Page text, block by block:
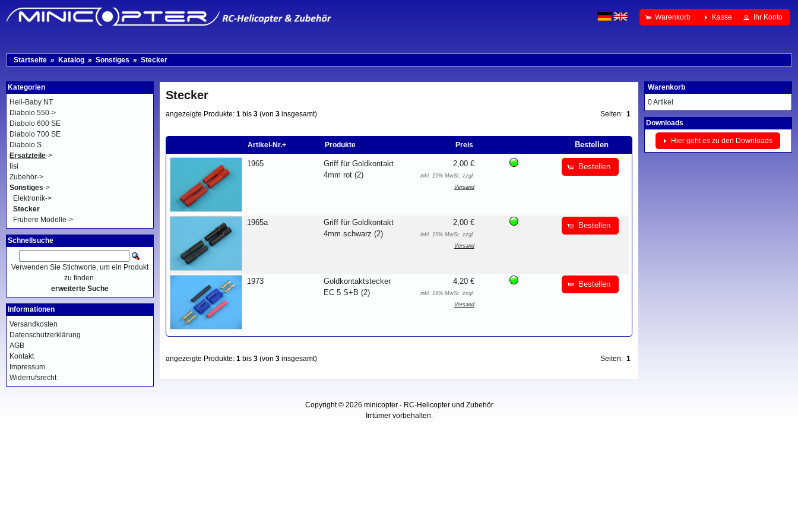
Warenkorb Kasse Ihr Konto
Startseite » Katalog » Sonstiges » Stecker
Stecker
Seiten:1
angezeigte Produkte: 1bis 3(von 3insgesamt)
Artikel-Nr.+ Produkte Preis Bestellen
1965
Griff für Goldkontakt
4mm rot (2)
2,00 €
inkl. 19% MwSt. zzgl.
Versand
Bestellen
1965a
Griff für Goldkontakt
4mm schwarz (2)
2,00 €
inkl. 19% MwSt. zzgl.
Versand
Bestellen
1973
Goldkontaktstecker
EC 5 S+B (2)
4,20 €
inkl. 19% MwSt. zzgl.
Versand
Bestellen
Seiten:1
angezeigte Produkte: 1bis 3(von 3insgesamt)
Kategorien
Heli-Baby NT
Diabolo 550->
Diabolo 600 SE
Diabolo 700 SE
Diabolo S
Ersatzteile->
Iisi
Zubehör->
Sonstiges->
Elektronik->
Stecker
Frühere Modelle->
Schnellsuche
Verwenden Sie Stichworte, um ein Produkt
zu finden.
erweiterte Suche
Informationen
Versandkosten
Datenschutzerklärung
AGB
Kontakt
Impressum
Widerrufsrecht
Warenkorb
0 Artikel
Downloads
Hier geht es zu den Downloads
Copyright © 2026 minicopter - RC-Helicopter und Zubehör
Irrtümer vorbehalten.